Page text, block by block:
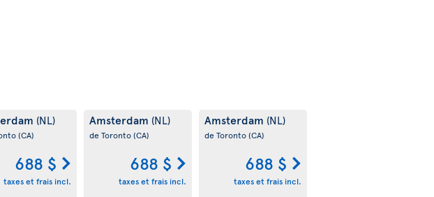
(NL)
(CA)
688 $
taxes et frais incl.
Amsterdam (NL)
de Toronto(CA)
688 $
taxes et frais incl.
Amsterdam (NL)
de Toronto(CA)
688 $
taxes et frais incl.